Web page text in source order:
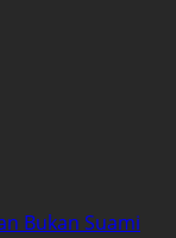
Bukan Suami